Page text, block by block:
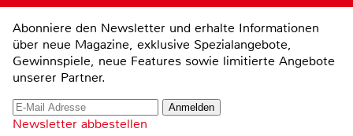
Abonniere den Newsletter und erhalte Informationen
über neue Magazine, exklusive Spezialangebote,
Gewinnspiele, neue Features sowie limitierte Angebote
unserer Partner.
Newsletter abbestellen